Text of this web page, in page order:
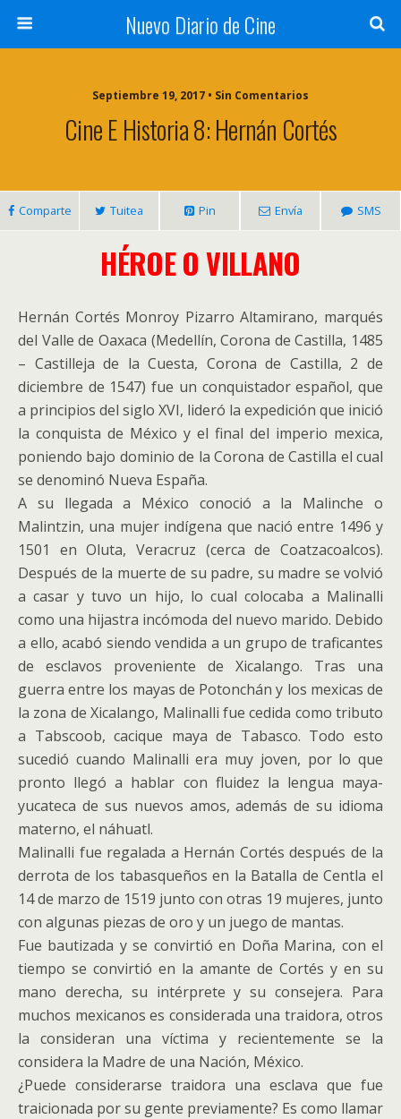
Nuevo Diario de Cine
Septiembre 19, 2017 • Sin Comentarios
Cine E Historia 8: Hernán Cortés
Comparte Tuitea Pin Envía SMS
HÉROE O VILLANO
Hernán Cortés Monroy Pizarro Altamirano, marqués
del Valle de Oaxaca (Medellín, Corona de Castilla, 1485
– Castilleja de la Cuesta, Corona de Castilla, 2 de
diciembre de 1547) fue un conquistador español, que
a principios del siglo XVI, lideró la expedición que inició
la conquista de México y el final del imperio mexica,
poniendo bajo dominio de la Corona de Castilla el cual
se denominó Nueva España.
A su llegada a México conoció a la Malinche o
Malintzin, una mujer indígena que nació entre 1496 y
1501​ en Oluta, Veracruz (cerca de Coatzacoalcos).
Después de la muerte de su padre, su madre se volvió
a casar y tuvo un hijo, lo cual colocaba a Malinalli
como una hijastra incómoda del nuevo marido. Debido
a ello, acabó siendo vendida a un grupo de traficantes
de esclavos proveniente de Xicalango. Tras una
guerra entre los mayas de Potonchán y los mexicas de
la zona de Xicalango, Malinalli fue cedida como tributo
a Tabscoob, cacique maya de Tabasco. Todo esto
sucedió cuando Malinalli era muy joven, por lo que
pronto llegó a hablar con fluidez la lengua maya-
yucateca de sus nuevos amos, además de su idioma
materno, el náhuatl.
Malinalli fue regalada a Hernán Cortés después de la
derrota de los tabasqueños en la Batalla de Centla el
14 de marzo de 1519 junto con otras 19 mujeres, junto
con algunas piezas de oro y un juego de mantas.
Fue bautizada y se convirtió en Doña Marina, con el
tiempo se convirtió en la amante de Cortés y en su
mano derecha, su intérprete y su consejera. Para
muchos mexicanos es considerada una traidora, otros
la consideran una víctima y recientemente se la
considera la Madre de una Nación, México.
¿Puede considerarse traidora una esclava que fue
traicionada por su gente previamente? Es como llamar